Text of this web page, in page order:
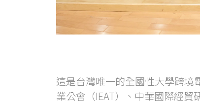
這是台灣唯一的全國性大學跨
業公會（IEAT）、中華國際經